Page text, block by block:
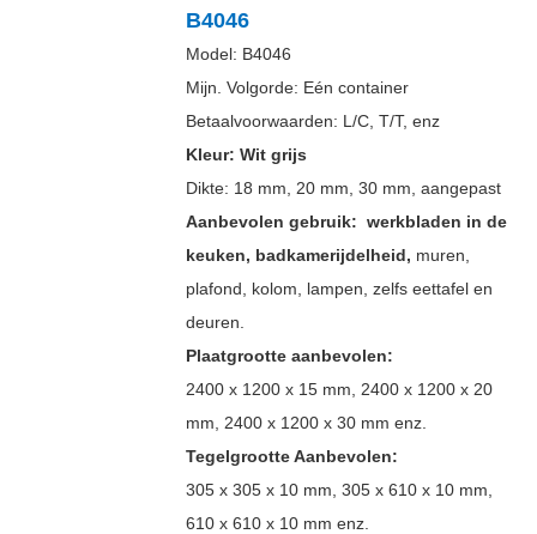
B4046
Model: B4046
Mijn. Volgorde: Eén container
Betaalvoorwaarden: L/C, T/T, enz
Kleur: Wit grijs
Dikte: 18 mm, 20 mm, 30 mm, aangepast
Aanbevolen gebruik: werkbladen in de
keuken, badkamerijdelheid, muren,
plafond, kolom, lampen, zelfs eettafel en
deuren.
Plaatgrootte aanbevolen:
2400 x 1200 x 15 mm, 2400 x 1200 x 20
mm, 2400 x 1200 x 30 mm enz.
Tegelgrootte Aanbevolen:
305 x 305 x 10 mm, 305 x 610 x 10 mm,
610 x 610 x 10 mm enz.